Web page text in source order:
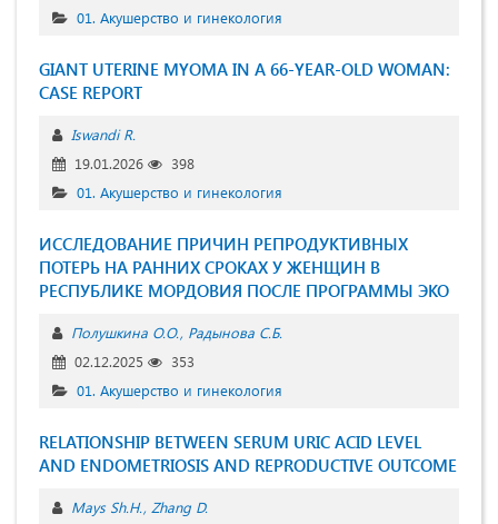
01. Акушерство и гинекология
GIANT UTERINE MYOMA IN A 66-YEAR-OLD WOMAN:
CASE REPORT
Iswandi R.
19.01.2026
398
01. Акушерство и гинекология
ИССЛЕДОВАНИЕ ПРИЧИН РЕПРОДУКТИВНЫХ
ПОТЕРЬ НА РАННИХ СРОКАХ У ЖЕНЩИН В
РЕСПУБЛИКЕ МОРДОВИЯ ПОСЛЕ ПРОГРАММЫ ЭКО
Полушкина О.О. Радынова С.Б.
02.12.2025
353
01. Акушерство и гинекология
RELATIONSHIP BETWEEN SERUM URIC ACID LEVEL
AND ENDOMETRIOSIS AND REPRODUCTIVE OUTCOME
Mays Sh.H. Zhang D.